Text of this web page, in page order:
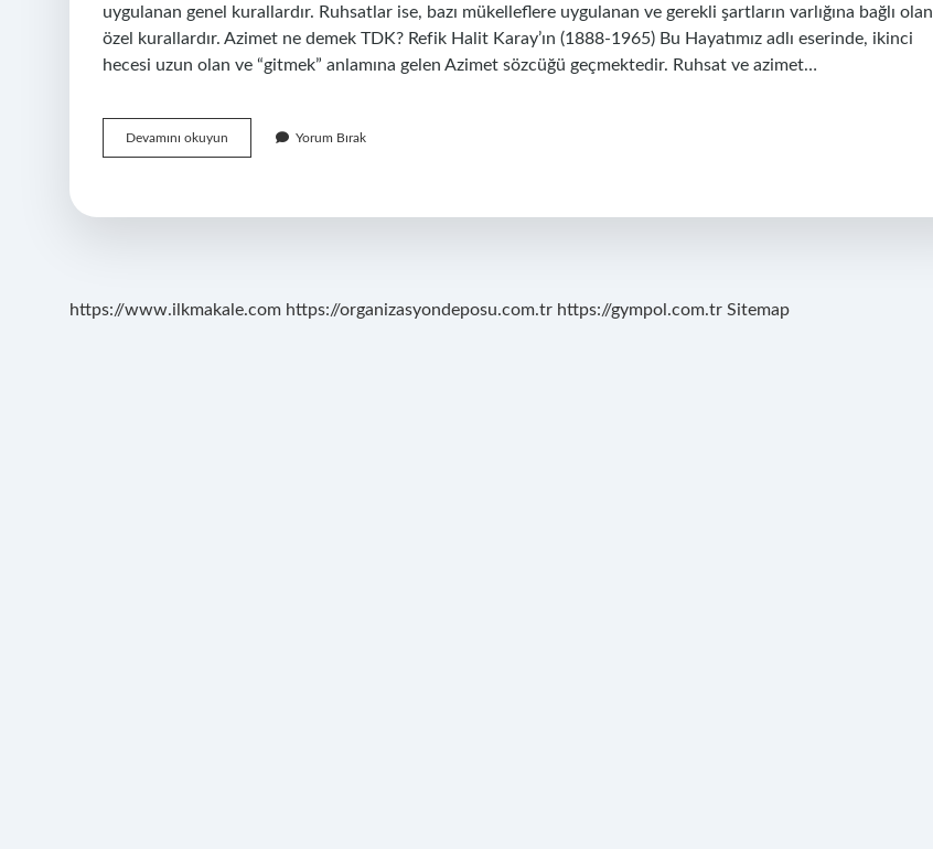
uygulanan genel kurallardır. Ruhsatlar ise, bazı mükelleflere uygulanan ve gerekli şartların varlığına bağlı olan
özel kurallardır. Azimet ne demek TDK? Refik Halit Karay’ın (1888-1965) Bu Hayatımız adlı eserinde, ikinci
hecesi uzun olan ve “gitmek” anlamına gelen Azimet sözcüğü geçmektedir. Ruhsat ve azimet…
Devamını okuyun
Anlamı
Yorum Bırak
https://www.ilkmakale.com https://organizasyondeposu.com.tr https://gympol.com.tr Sitemap